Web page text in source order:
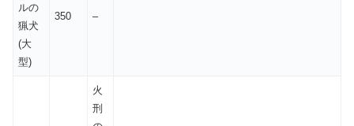
ルの
猟犬
(大
型)
350 –
火
刑